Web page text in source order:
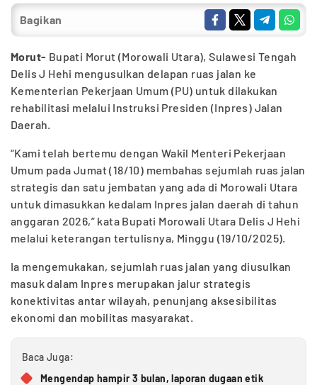
Bagikan
Morut- Bupati Morut (Morowali Utara), Sulawesi Tengah
Delis J Hehi mengusulkan delapan ruas jalan ke
Kementerian Pekerjaan Umum (PU) untuk dilakukan
rehabilitasi melalui Instruksi Presiden (Inpres) Jalan
Daerah.
“Kami telah bertemu dengan Wakil Menteri Pekerjaan
Umum pada Jumat (18/10) membahas sejumlah ruas jalan
strategis dan satu jembatan yang ada di Morowali Utara
untuk dimasukkan kedalam Inpres jalan daerah di tahun
anggaran 2026,” kata Bupati Morowali Utara Delis J Hehi
melalui keterangan tertulisnya, Minggu (19/10/2025).
Ia mengemukakan, sejumlah ruas jalan yang diusulkan
masuk dalam Inpres merupakan jalur strategis
konektivitas antar wilayah, penunjang aksesibilitas
ekonomi dan mobilitas masyarakat.
Baca Juga:
Mengendap hampir 3 bulan, laporan dugaan etik